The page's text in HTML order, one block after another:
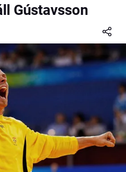
Gústavsson